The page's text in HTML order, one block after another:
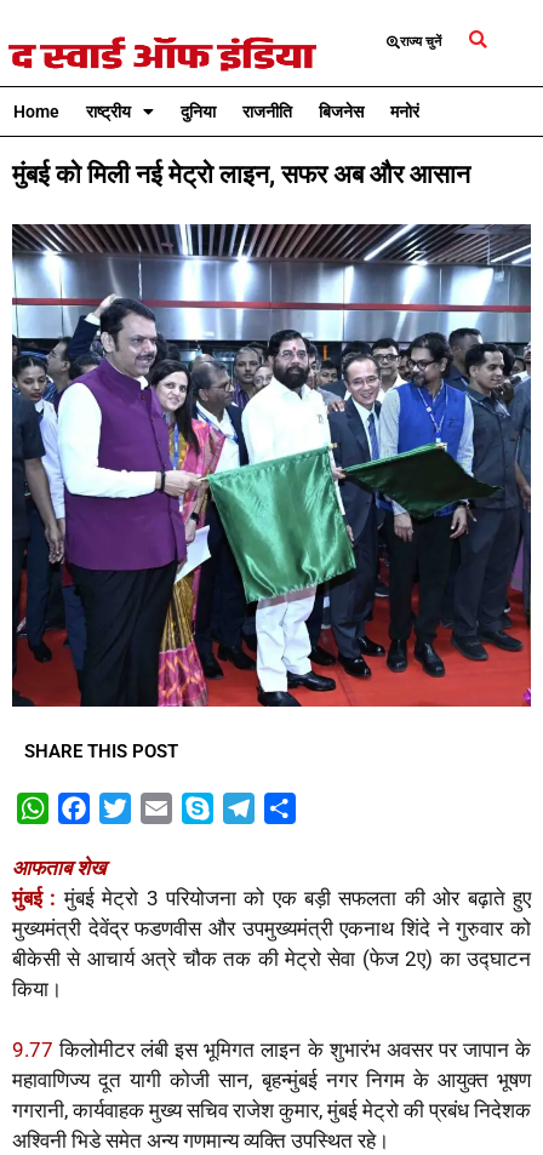
राज्य चुनें
Home राष्ट्रीय दुनिया राजनीति बिजनेस मनोरंजन
मुंबई को मिली नई मेट्रो लाइन, सफर अब और आसान
SHARE THIS POST
W
a
t
s
A
p
c
e
b
o
t
t
e
i
l
p
e
e
g
r
r
e
आफताब शेख
मुंबई : मुंबई मेट्रो 3 परियोजना को एक बड़ी सफलता की ओर बढ़ाते हुए
मुख्यमंत्री देवेंद्र फडणवीस और उपमुख्यमंत्री एकनाथ शिंदे ने गुरुवार को
बीकेसी से आचार्य अत्रे चौक तक की मेट्रो सेवा (फेज 2ए) का उद्घाटन
किया।
9.77 किलोमीटर लंबी इस भूमिगत लाइन के शुभारंभ अवसर पर जापान के
महावाणिज्य दूत यागी कोजी सान, बृहन्मुंबई नगर निगम के आयुक्त भूषण
गगरानी, कार्यवाहक मुख्य सचिव राजेश कुमार, मुंबई मेट्रो की प्रबंध निदेशक
अश्विनी भिडे समेत अन्य गणमान्य व्यक्ति उपस्थित रहे।